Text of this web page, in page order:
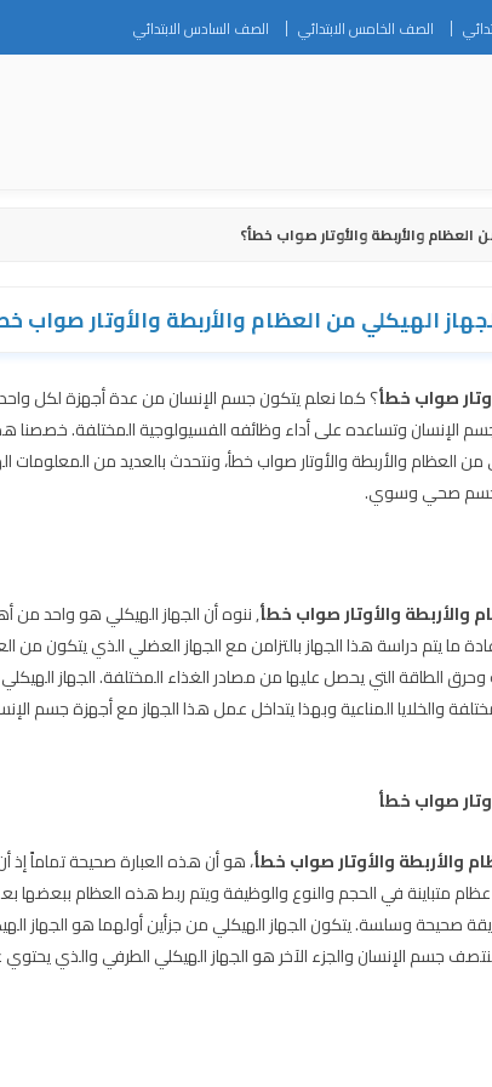
Skip
to
الصف الخامس الابتدائي الصف السادس الابتدائي
العظام والأربطة والأوتار صواب خطأ؟
الهيكلي من العظام والأربطة والأوتار صواب
صواب خطأ؟ كما نعلم يتكون جسم الإنسان من عدة أجهزة لكل
الإنسان وتساعده على أداء وظائفه الفسيولوجية المختلفة. خصصنا
العظام والأربطة والأوتار صواب خطأ، ونتحدث بالعديد من
الجسم صحي وسوي.
والأربطة والأوتار صواب خطأ, ننوه أن الجهاز الهيكلي هو واحد من
ما يتم دراسة هذا الجهاز بالتزامن مع الجهاز العضلي الذي يتكون
الطاقة التي يحصل عليها من مصادر الغذاء المختلفة. الجهاز
والخلايا المناعية وبهذا يتداخل عمل هذا الجهاز مع أجهزة جسم
صواب خطأ
والأربطة والأوتار صواب خطأ، هو أن هذه العبارة صحيحة تماماً إذ
متباينة في الحجم والنوع والوظيفة ويتم ربط هذه العظام ببعضها
صحيحة وسلسة. يتكون الجهاز الهيكلي من جزأين أولهما هو الجهاز
الإنسان والجزء الآخر هو الجهاز الهيكلي الطرفي والذي يحتوي